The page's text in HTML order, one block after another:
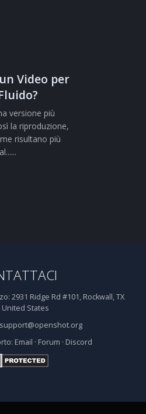
Video per
versione più
la riproduzione,
risultano più
2931 Ridge Rd #101, Rockwall, TX
United States
support@openshot.org
Email · Forum · Discord